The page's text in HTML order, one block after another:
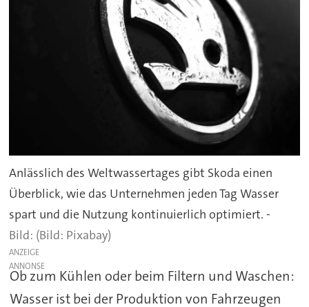
Anlässlich des Weltwassertages gibt Skoda einen
Überblick, wie das Unternehmen jeden Tag Wasser
spart und die Nutzung kontinuierlich optimiert. -
(Bild: Pixabay)
ANZEIGE
Ob zum Kühlen oder beim Filtern und Waschen:
Wasser ist bei der Produktion von Fahrzeugen